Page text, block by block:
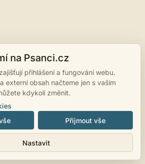
na Psanci.cz
přihlášení a fungování webu.
externí obsah načteme jen s vaším
kdykoli změnit.
Nastavit
Přijmout vše